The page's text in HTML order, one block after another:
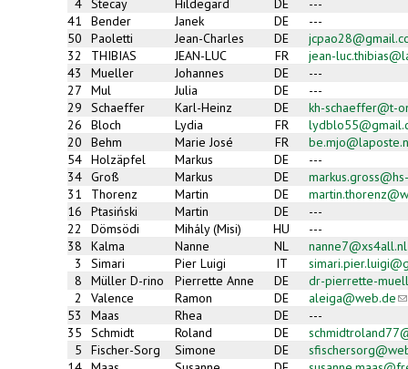
4 Stecay Hildegard DE
---
41
Bender Janek DE
---
50
Paoletti Jean-Charles DE
32
THIBIAS JEAN-LUC FR
jean-
43
Mueller Johannes DE
---
27
Mul Julia DE
---
29
Schaeffer Karl-Heinz DE
kh-schaeffer@t-
26
Bloch Lydia FR
20
Behm Marie José FR
54 Holzäpfel Markus DE
---
34 Groß Markus DE
31
Thorenz Martin DE
16
Ptasiński Martin DE
---
22
Dömsödi Mihály (Misi) HU
---
38
Kalma Nanne NL nanne7@xs4all.nl
3 Simari Pier Luigi IT
8
Müller D-rino Pierrette Anne DE
dr-pierrette-
2
Valence Ramon DE aleiga@web.de
e-
53 Maas Rhea DE
---
35
Schmidt Roland DE
5
Fischer-Sorg Simone DE